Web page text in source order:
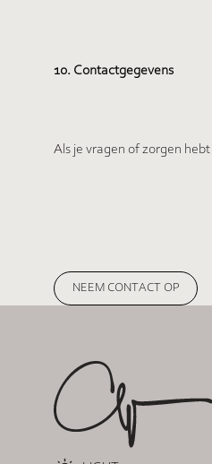
10. Contactgegevens
Als je vragen of zorgen
NEEM CONTACT OP